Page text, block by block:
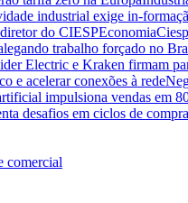
industrial exige in-
do CIESPEconomia
trabalho forçado no
Electric e Kraken firmam
e acelerar conexões à rede
impulsiona vendas em
desafios em ciclos de
comercial